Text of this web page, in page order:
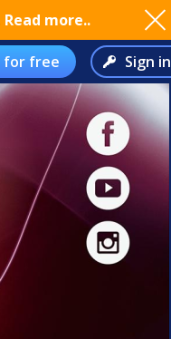
Read more..
for free Sign in